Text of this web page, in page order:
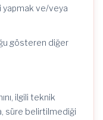
yapmak ve/veya
gösteren diğer
ilgili teknik
süre belirtilmediği